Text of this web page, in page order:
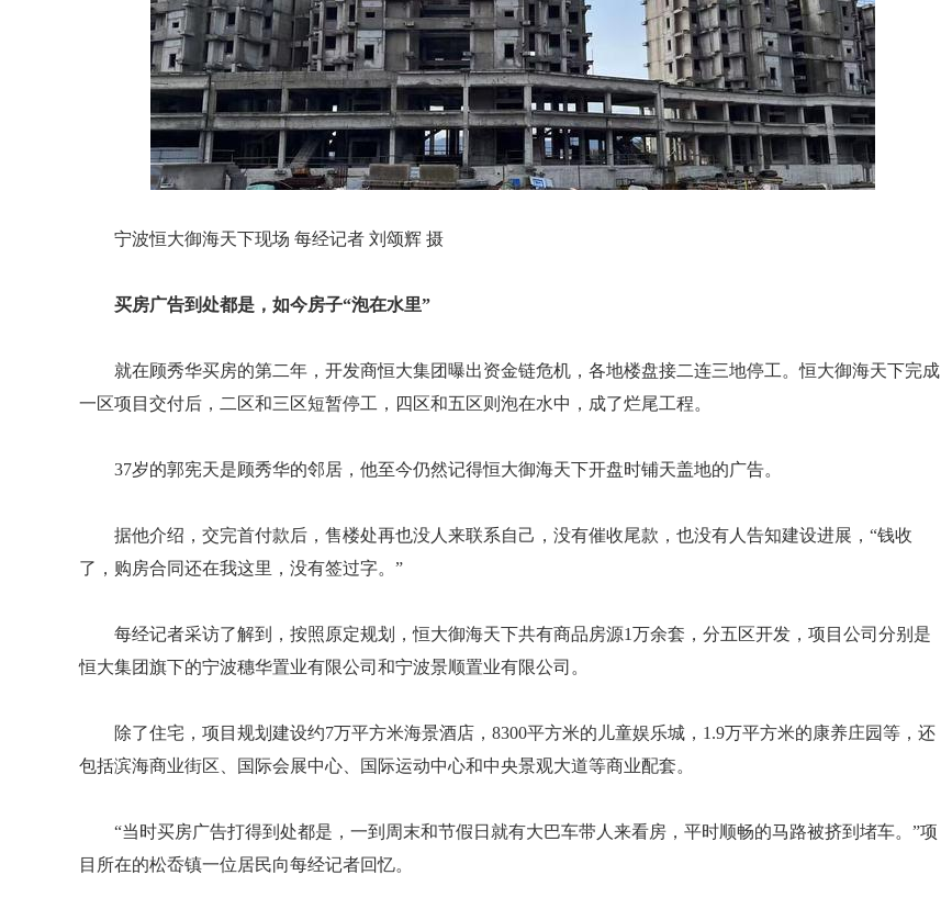
宁波恒大御海天下现场 每经记者 刘颂辉 摄
买房广告到处都是，如今房子“泡在水里”
就在顾秀华买房的第二年，开发商恒大集团曝出资金链危机，各地楼盘接二连三地停工。恒大御海天下完成
一区项目交付后，二区和三区短暂停工，四区和五区则泡在水中，成了烂尾工程。
37岁的郭宪天是顾秀华的邻居，他至今仍然记得恒大御海天下开盘时铺天盖地的广告。
据他介绍，交完首付款后，售楼处再也没人来联系自己，没有催收尾款，也没有人告知建设进展，“钱收
了，购房合同还在我这里，没有签过字。”
每经记者采访了解到，按照原定规划，恒大御海天下共有商品房源1万余套，分五区开发，项目公司分别是
恒大集团旗下的宁波穗华置业有限公司和宁波景顺置业有限公司。
除了住宅，项目规划建设约7万平方米海景酒店，8300平方米的儿童娱乐城，1.9万平方米的康养庄园等，还
包括滨海商业街区、国际会展中心、国际运动中心和中央景观大道等商业配套。
“当时买房广告打得到处都是，一到周末和节假日就有大巴车带人来看房，平时顺畅的马路被挤到堵车。”项
目所在的松岙镇一位居民向每经记者回忆。